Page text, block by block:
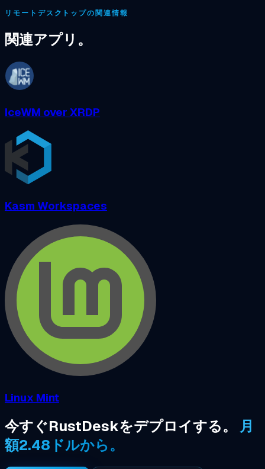
リモートデスクトップの関連情報
関連アプリ。
IceWM over XRDP
Kasm Workspaces
Linux Mint
今すぐRustDeskをデプロイする。 月
額2.48ドルから。